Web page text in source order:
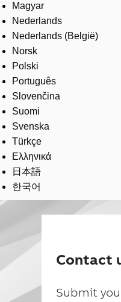
Magyar
Nederlands
Nederlands (België)
Norsk
Polski
Português
Slovenčina
Suomi
Svenska
Türkçe
Ελληνικά
日本語
한국어
Contact
Submit